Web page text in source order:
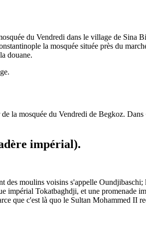
du Vendredi dans le village de Sina
la mosquée située près du
douane.
la mosquée du Vendredi de Begkoz.
impérial).
moulins voisins s'appelle
impérial Tokatbaghdji, et une promenade
que c'est là quo le Sultan Mohammed II